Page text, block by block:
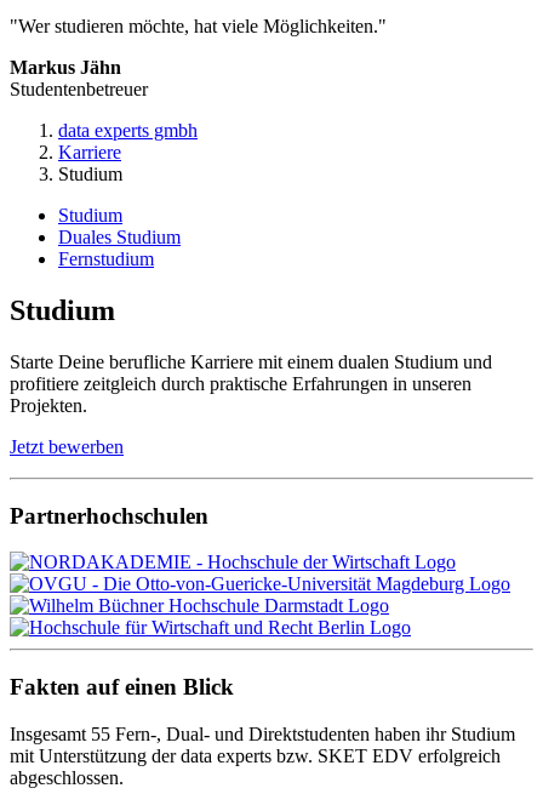
"Wer studieren möchte, hat viele Möglichkeiten."
Markus Jähn
Studentenbetreuer
data experts gmbh
Karriere
Studium
Studium
Duales Studium
Fernstudium
Studium
Starte Deine berufliche Karriere mit einem dualen Studium und
profitiere zeitgleich durch praktische Erfahrungen in unseren
Projekten.
Jetzt bewerben
Partnerhochschulen
Fakten auf einen Blick
Insgesamt 55 Fern-, Dual- und Direktstudenten haben ihr Studium
mit Unterstützung der data experts bzw. SKET EDV erfolgreich
abgeschlossen.